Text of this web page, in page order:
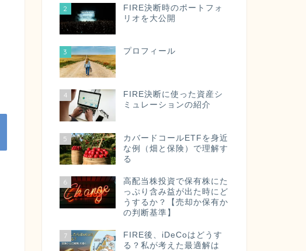
2
FIRE決断時のポートフォ
リオを大公開
3 プロフィール
4
FIRE決断に使った資産シ
ミュレーションの紹介
5
カバードコールETFを身近
な例（畑と保険）で理解す
る
6
高配当株投資で保有株にた
っぷり含み益が出た時にど
うするか？【売却か保有か
の判断基準】
7
FIRE後、iDeCoはどうす
る？私が考えた最適解は